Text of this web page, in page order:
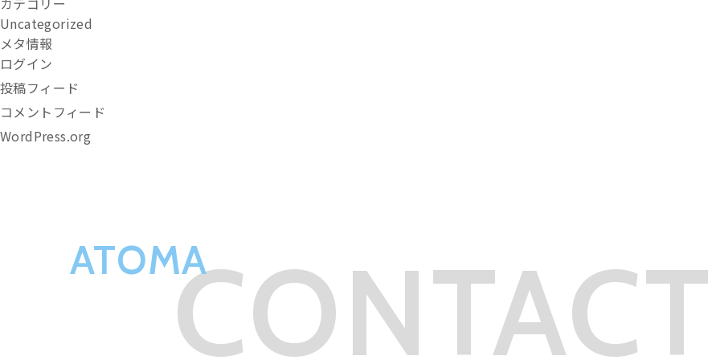
Uncategorized
メタ情報
ログイン
投稿フィード
コメントフィード
WordPress.org
ATOMA